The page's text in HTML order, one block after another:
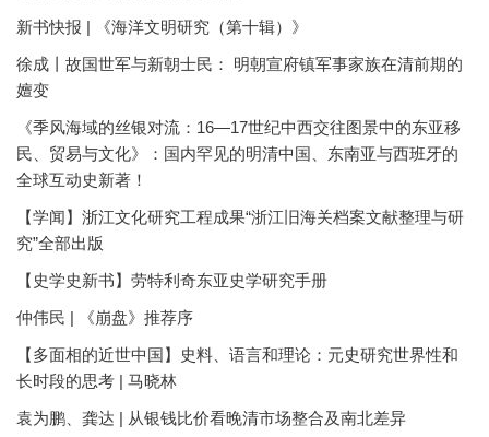
新书快报 | 《海洋文明研究（第十辑）》
徐成丨故国世军与新朝士民： 明朝宣府镇军事家族在清前期的
嬗变
《季风海域的丝银对流：16—17世纪中西交往图景中的东亚移
民、贸易与文化》：国内罕见的明清中国、东南亚与西班牙的
全球互动史新著！
【学闻】浙江文化研究工程成果“浙江旧海关档案文献整理与研
究”全部出版
【史学史新书】劳特利奇东亚史学研究手册
仲伟民 | 《崩盘》推荐序
【多面相的近世中国】史料、语言和理论：元史研究世界性和
长时段的思考 | 马晓林
袁为鹏、龚达 | 从银钱比价看晚清市场整合及南北差异